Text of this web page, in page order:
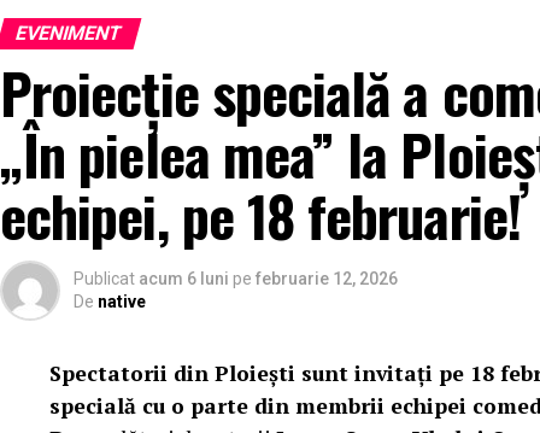
EVENIMENT
Proiecție specială a
„În pielea mea” la
echipei, pe 18 februarie!
Publicat acum 6 luni pe februarie 12, 2026
De native
Spectatorii din Ploiești sunt invitați pe 18
specială cu o parte din membrii echipei